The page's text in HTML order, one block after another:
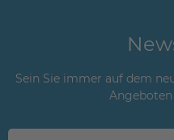
Sein Sie immer auf dem